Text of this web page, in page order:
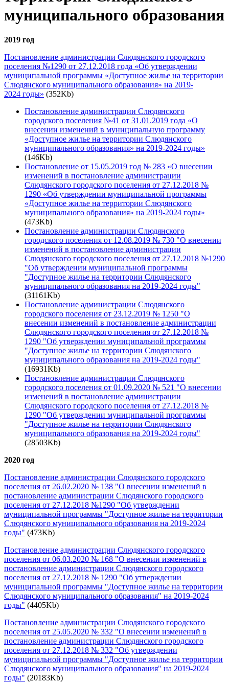
муниципального образования
2019 год
Постановление администрации Слюдянского городского
поселения №1290 от 27.12.2018 года «Об утверждении
муниципальной программы «Доступное жилье на территории
Слюдянского муниципального образования» на 2019-
2024 годы» (352Kb)
Постановление администрации Слюдянского
городского поселения №41 от 31.01.2019 года «О
внесении изменений в муниципальную программу
«Доступное жилье на территории Слюдянского
муниципального образования» на 2019-2024 годы»
(146Kb)
Постановление от 15.05.2019 год № 283 «О внесении
изменений в постановление администрации
Слюдянского городского поселения от 27.12.2018 №
1290 «Об утверждении муниципальной программы
«Доступное жилье на территории Слюдянского
муниципального образования» на 2019-2024 годы»
(473Kb)
Постановление администрации Слюдянского
городского поселения от 12.08.2019 № 730 "О внесении
изменений в постановление администрации
Слюдянского городского поселения от 27.12.2018 №1290
"Об утверждении муниципальной программы
"Доступное жилье на территории Слюдянского
муниципального образования на 2019-2024 годы"
(31161Kb)
Постановление администрации Слюдянского
городского поселения от 23.12.2019 № 1250 "О
внесении изменений в постановление администрации
Слюдянского городского поселения от 27.12.2018 №
1290 "Об утверждении муниципальной программы
"Доступное жилье на территории Слюдянского
муниципального образования на 2019-2024 годы"
(16931Kb)
Постановление администрации Слюдянского
городского поселения от 01.09.2020 № 521 "О внесении
изменений в постановление администрации
Слюдянского городского поселения от 27.12.2018 №
1290 "Об утверждении муниципальной программы
"Доступное жилье на территории Слюдянского
муниципального образования на 2019-2024 годы"
(28503Kb)
2020 год
Постановление администрации Слюдянского городского
поселения от 26.02.2020 № 138 "О внесении изменений в
постановление администрации Слюдянского городского
поселения от 27.12.2018 №1290 "Об утверждении
муниципальной программы "Доступное жилье на территории
Слюдянского муниципального образования на 2019-2024
годы" (473Kb)
Постановление администрации Слюдянского городского
поселения от 06.03.2020 № 168 "О внесении изменений в
постановление администрации Слюдянского городского
поселения от 27.12.2018 № 1290 "Об утверждении
муниципальной программы "Доступное жилье на территории
Слюдянского муниципального образования" на 2019-2024
годы" (4405Kb)
Постановление администрации Слюдянского городского
поселения от 25.05.2020 № 332 "О внесении изменений в
постановление администрации Слюдянского городского
поселения от 27.12.2018 № 332 "Об утверждении
муниципальной программы "Доступное жилье на территории
Слюдянского муниципального образования" на 2019-2024
годы" (20183Kb)